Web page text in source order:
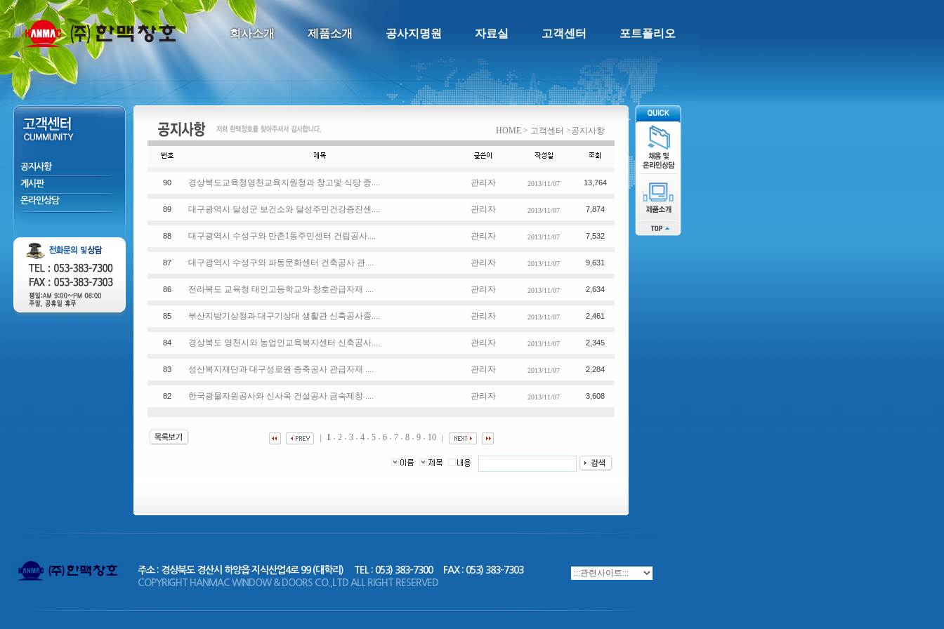
공지사항
게시판
온라인상담
HOME > 고객센터 >공지사항
90 경상북도교육청영천교육지원청과 창고및 식당 증.... 관리자 2013/11/07 13,764
89 대구광역시 달성군 보건소와 달성주민건강증진센.... 관리자 2013/11/07 7,874
88 대구광역시 수성구와 만촌1동주민센터 건립공사.... 관리자 2013/11/07 7,532
87 대구광역시 수성구와 파동문화센터 건축공사 관.... 관리자 2013/11/07 9,631
86 전라북도 교육청 태인고등학교와 창호관급자재 .... 관리자 2013/11/07 2,634
85 부산지방기상청과 대구기상대 생활관 신축공사중.... 관리자 2013/11/07 2,461
84 경상북도 영천시와 농업인교육복지센터 신축공사.... 관리자 2013/11/07 2,345
83 성산복지재단과 대구성로원 증축공사 관급자재 .... 관리자 2013/11/07 2,284
82 한국광물자원공사와 신사옥 건설공사 금속제창 .... 관리자 2013/11/07 3,608
1 2 3 4 5 6 7 8 9 10
주소 : 경상북도 경산시 하양읍 지식산업4로 99 (대학리) TEL : 053) 383-7300
FAX : 053) 383-7303
COPYRIGHT HANMAC WINDOW & DOORS CO.,LTD ALL RIGHT RESERVED
회사소개 제품소개 공사지명원 자료실 고객센터 포트폴리오